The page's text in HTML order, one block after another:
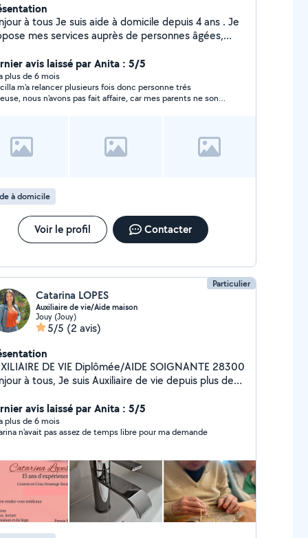
Je suis aide à domicile depuis 4 ans . Je
mes services auprès de personnes âgées,
entrepreneuse dans le domaine du ménage pour
entreprises. Je garde aussi des animaux...
du babysitting, et repassage. Contactez moi si
avis laissé par Anita : 5/5
plus de 6 mois
m'a relancer plusieurs fois donc personne trés
nous n'avons pas fait affaire, car mes parents ne sont
à domicile
Voir le profil Contacter
Particulier
Catarina LOPES
Auxiliaire de vie/Aide maison
Jouy (Jouy)
5/5 (2 avis)
DE VIE Diplômée/AIDE SOIGNANTE 28300
Je suis Auxiliaire de vie depuis plus de
et personnes avec différentes maladies dont
et Parkinson. Je peux aider : - à la Toilette ; -
; - Repas ; - Accompagnement
jeux, lecture... - Initiation
; - Gym douce ; - Entretien de la maison et du
non-fumeuse et je suis véhiculée. Contrat en
si vous avez besoin
au quotidien soit pour vous soit pour vos
avis laissé par Anita : 5/5
plus de 6 mois
n'avait pas assez de temps libre pour ma demande